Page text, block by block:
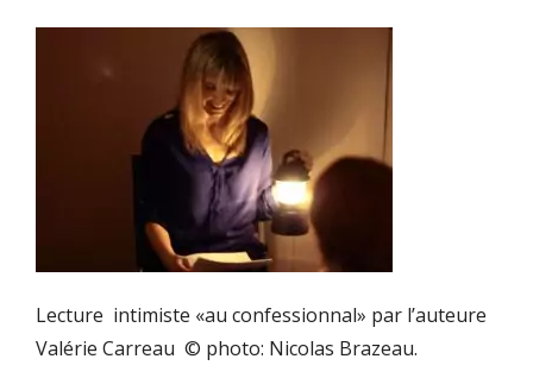
Lecture intimiste «au confessionnal» par l’auteure
Valérie Carreau © photo: Nicolas Brazeau.